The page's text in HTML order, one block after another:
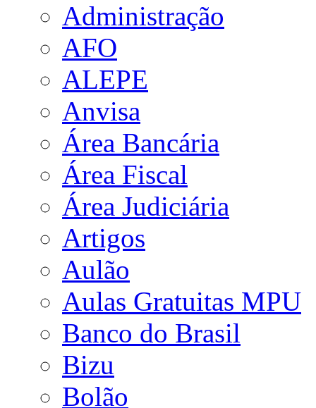
Administração
AFO
ALEPE
Anvisa
Área Bancária
Área Fiscal
Área Judiciária
Artigos
Aulão
Aulas Gratuitas MPU
Banco do Brasil
Bizu
Bolão